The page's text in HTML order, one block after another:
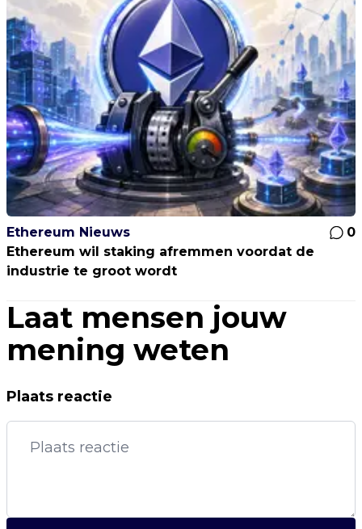
Ethereum Nieuws
0
Ethereum wil staking afremmen voordat de
industrie te groot wordt
Laat mensen jouw
mening weten
Plaats reactie